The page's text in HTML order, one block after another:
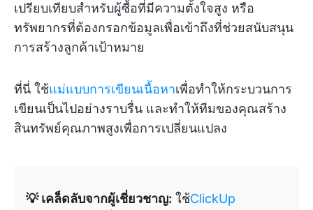
เปรียบเทียบสำหรับผู้ซื้อที่มีความตั้งใจสูง หรือ
ทรัพยากรที่ต้องกรอกข้อมูลเพื่อเข้าถึงที่ช่วยสนับสนุน
การสร้างลูกค้าเป้าหมาย
ที่นี่ ใช้แม่แบบการเขียนเนื้อหาเพื่อทำให้กระบวนการ
เขียนเป็นไปอย่างราบรื่น และทำให้ทีมของคุณสร้าง
สินทรัพย์คุณภาพสูงเพื่อการเปลี่ยนแปลง
💡 เคล็ดลับจากผู้เชี่ยวชาญ: ใช้ClickUp